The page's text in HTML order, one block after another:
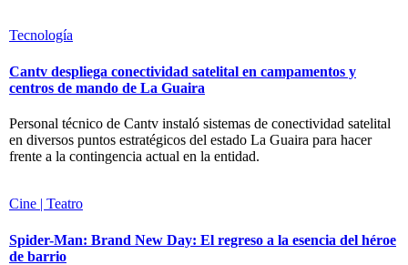
Tecnología
Cantv despliega conectividad satelital en campamentos y
centros de mando de La Guaira
Personal técnico de Cantv instaló sistemas de conectividad satelital
en diversos puntos estratégicos del estado La Guaira para hacer
frente a la contingencia actual en la entidad.
Cine | Teatro
Spider-Man: Brand New Day: El regreso a la esencia del héroe
de barrio